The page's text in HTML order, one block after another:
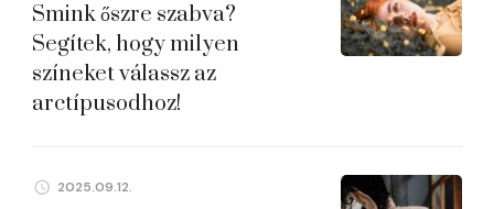
Smink őszre szabva?
Segítek, hogy milyen
színeket válassz az
arctípusodhoz!
2025.09.12.